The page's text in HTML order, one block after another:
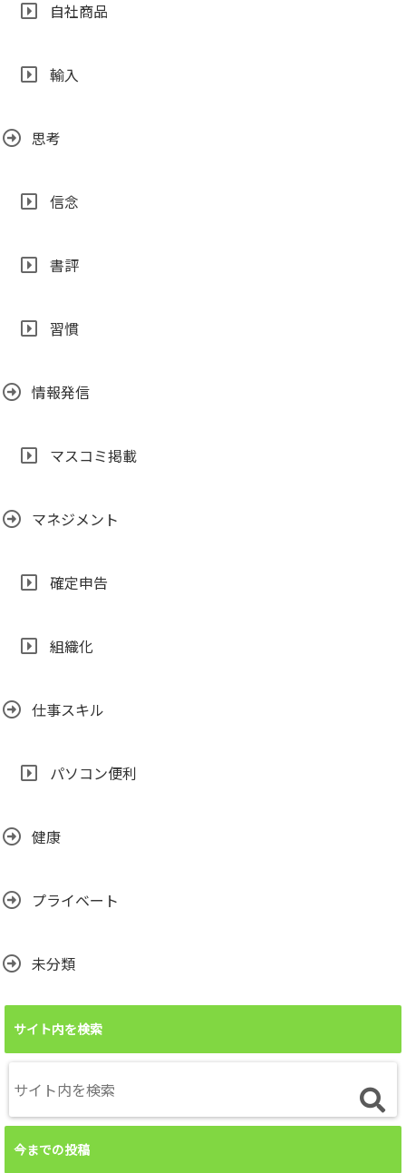
自社商品
輸入
思考
信念
書評
習慣
情報発信
マスコミ掲載
マネジメント
確定申告
組織化
仕事スキル
パソコン便利
健康
プライベート
未分類
サイト内を検索
今までの投稿